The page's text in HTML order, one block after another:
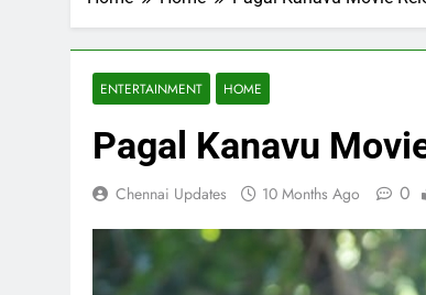
ENTERTAINMENT HOME
Pagal Kanavu
Chennai Updates 10 Months Ago 0